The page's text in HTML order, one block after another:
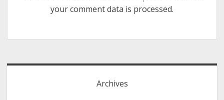
your comment data is processed.
Archives